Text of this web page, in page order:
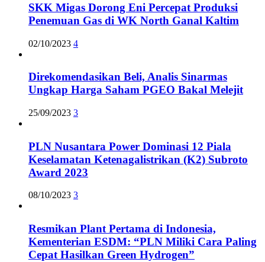
SKK Migas Dorong Eni Percepat Produksi
Penemuan Gas di WK North Ganal Kaltim
02/10/2023 4
Direkomendasikan Beli, Analis Sinarmas
Ungkap Harga Saham PGEO Bakal Melejit
25/09/2023 3
PLN Nusantara Power Dominasi 12 Piala
Keselamatan Ketenagalistrikan (K2) Subroto
Award 2023
08/10/2023 3
Resmikan Plant Pertama di Indonesia,
Kementerian ESDM: “PLN Miliki Cara Paling
Cepat Hasilkan Green Hydrogen”